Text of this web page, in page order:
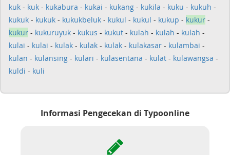
kuk - kuk - kukabura - kukai - kukang - kukila - kuku - kukuh -
kukuk - kukuk - kukukbeluk - kukul - kukul - kukup - kukur -
kukur - kukuruyuk - kukus - kukut - kulah - kulah - kulah -
kulai - kulai - kulak - kulak - kulak - kulakasar - kulambai -
kulan - kulansing - kulari - kulasentana - kulat - kulawangsa -
kuldi - kuli
Informasi Pengecekan di Typoonline